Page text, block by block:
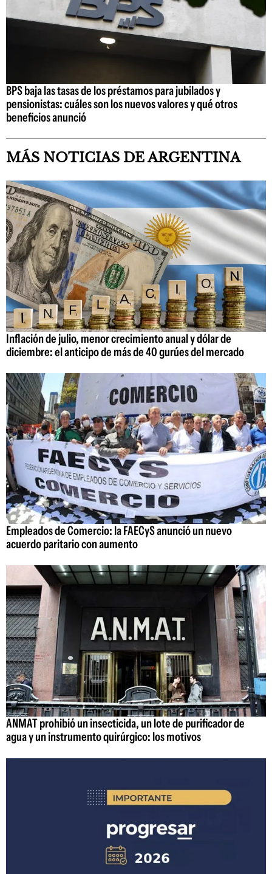
BPS baja las tasas de los préstamos para jubilados y
pensionistas: cuáles son los nuevos valores y qué otros
beneficios anunció
MÁS NOTICIAS DE ARGENTINA
Inflación de julio, menor crecimiento anual y dólar de
diciembre: el anticipo de más de 40 gurúes del mercado
Empleados de Comercio: la FAECyS anunció un nuevo
acuerdo paritario con aumento
ANMAT prohibió un insecticida, un lote de purificador de
agua y un instrumento quirúrgico: los motivos